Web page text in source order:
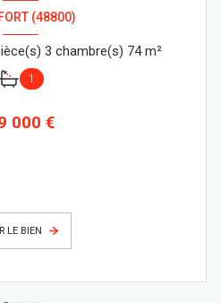
(48800)
Maison de village 4 pièce(s) 3 chambre(s) 74 m²
1
000 €
LE BIEN